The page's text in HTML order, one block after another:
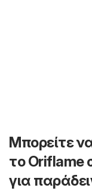
Μπορείτε
το Oriflame
για